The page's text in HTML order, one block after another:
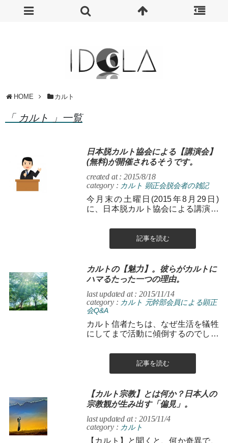
HOME カルト
「 カルト 」一覧
日本脱カルト協会による【講演会】
(無料)が開催されるそうです。
created at : 2015/8/18
category : カルト 顕正会脱会者の雑記
今月末の土曜日(2015年8月29日)
に、日本脱カルト協会による講演会
うです。 開始時刻は午後1時00...
記事を読む
カルトの【魅力】。彼らがカルトに
ハマるたった一つの理由。
last updated at : 2015/11/14
category : カルト 元幹部会員による顕正
会Q&A
カルト信者たちは、なぜ生活を犠牲
にしてまで活動に傾倒するのでしょ
失ってまでして、守るべきものとは
記事を読む
【カルト宗教】とは何か？日本人の
宗教観が生み出す「偏見」。
last updated at : 2015/11/4
category : カルト
【カルト】と聞くと、何か奇異で、